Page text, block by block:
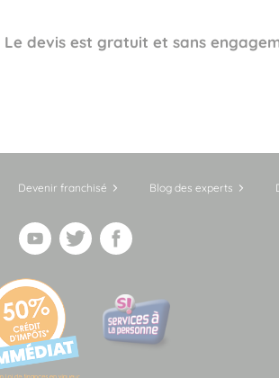
Le devis est gratuit et sans
Devenir franchisé Blog des experts